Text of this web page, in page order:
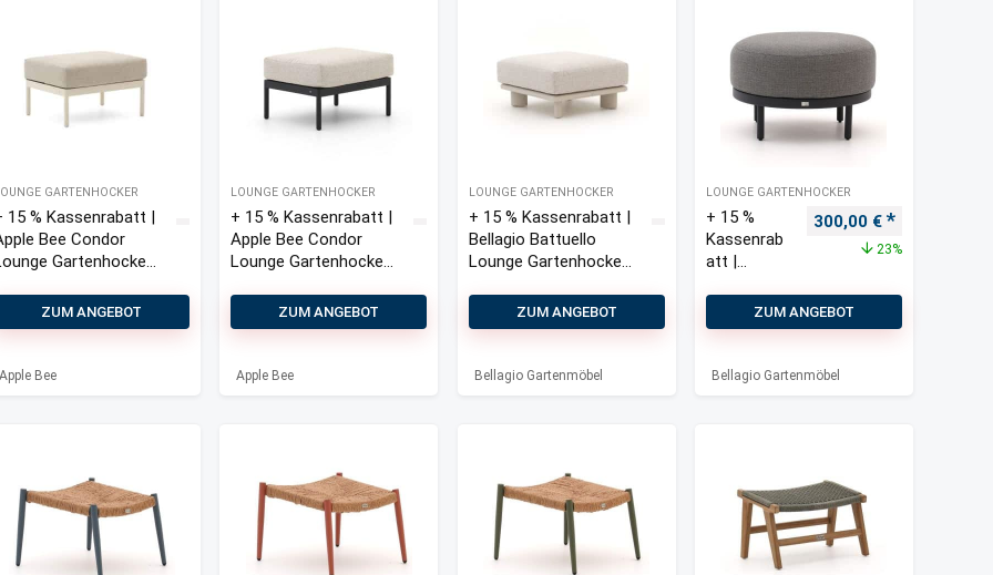
GARTENHOCKER
15 % Kassenrabatt |
Bee Condor
Gartenhocker
ZUM ANGEBOT
Apple Bee
LOUNGE GARTENHOCKER
+ 15 % Kassenrabatt |
Apple Bee Condor
Lounge Gartenhocker
ZUM ANGEBOT
Apple Bee
LOUNGE GARTENHOCKER
+ 15 % Kassenrabatt |
Bellagio Battuello
Lounge Gartenhocker
ZUM ANGEBOT
Bellagio Gartenmöbel
LOUNGE GARTENHOCKER
+ 15 %
Kassenrab
att |
Calizzano
Gartenhoc
cm
Ursprünglicher Preis
300,00 € Aktueller
23%
ZUM ANGEBOT
Bellagio Gartenmöbel